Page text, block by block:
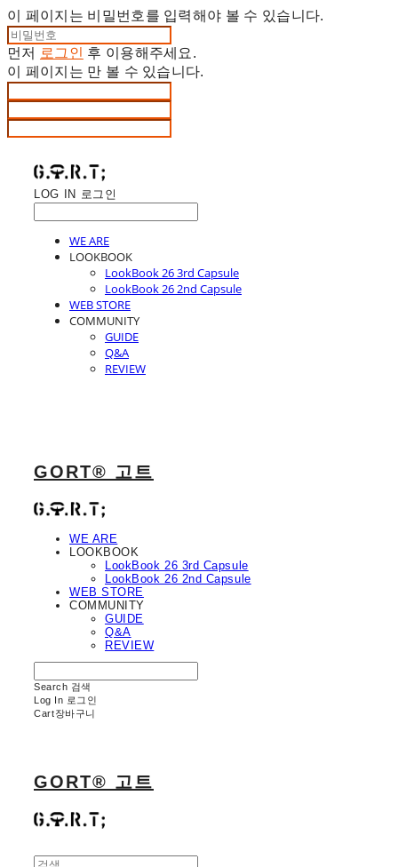
이 페이지는 비밀번호를 입력해야 볼 수 있습니다.
먼저 로그인 후 이용해주세요.
이 페이지는 만 볼 수 있습니다.
LOG IN 로그인
WE ARE
LOOKBOOK
LookBook 26 3rd Capsule
LookBook 26 2nd Capsule
WEB STORE
COMMUNITY
GUIDE
Q&A
REVIEW
GORT® 고트
WE ARE
LOOKBOOK
LookBook 26 3rd Capsule
LookBook 26 2nd Capsule
WEB STORE
COMMUNITY
GUIDE
Q&A
REVIEW
Search 검색
Log In 로그인
Cart장바구니
GORT® 고트